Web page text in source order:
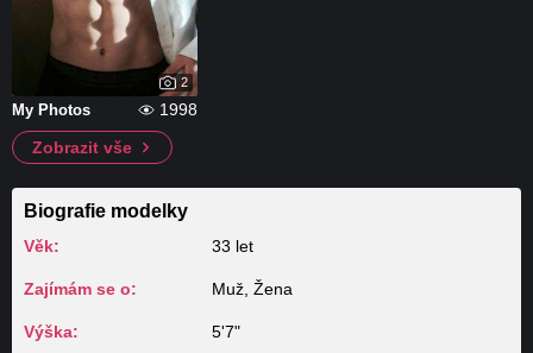
2
My Photos
1998
Zobrazit vše
Biografie modelky
Věk: 33 let
Zajímám se o: Muž, Žena
Výška: 5'7"